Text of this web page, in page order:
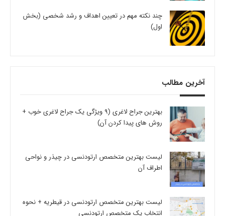
چند نکته مهم در تعیین اهداف و رشد شخصی (بخش
اول)
آخرین مطالب
بهترین جراح لاغری (9 ویژگی یک جراح لاغری خوب +
روش های پیدا کردن آن)
لیست بهترین متخصص ارتودنسی در چیذر و نواحی
اطراف آن
لیست بهترین متخصص ارتودنسی در قیطریه + نحوه
انتخاب یک متخصص ارتودنسی